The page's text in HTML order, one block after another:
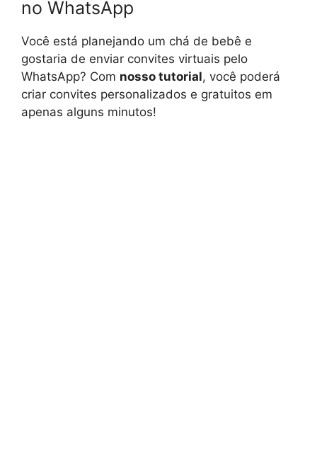
no WhatsApp
Você está planejando um chá de bebê e
gostaria de enviar convites virtuais pelo
WhatsApp? Com nosso tutorial, você poderá
criar convites personalizados e gratuitos em
apenas alguns minutos!